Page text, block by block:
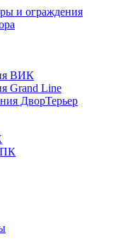
и ограждения
ВИК
Grand Line
ДворТерьер